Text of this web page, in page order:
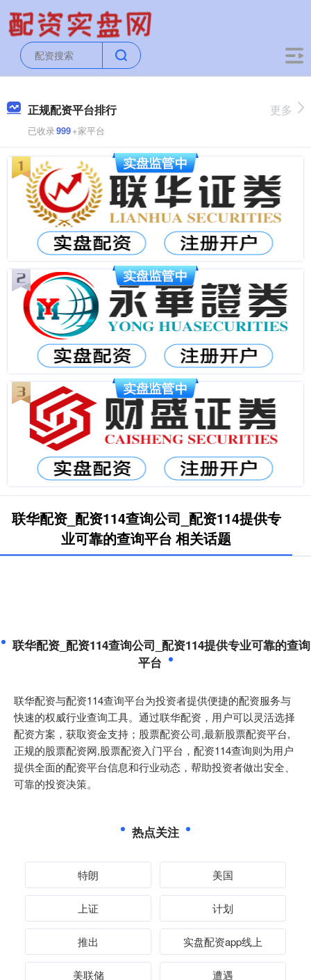
正规配资平台排行
已收录999+家平台
更多
联华配资_配资114查询公司_配资114提供专
业可靠的查询平台 相关话题
联华配资_配资114查询公司_配资114提供专业可靠的查询
平台
联华配资与配资114查询平台为投资者提供便捷的配资服务与
快速的权威行业查询工具。通过联华配资，用户可以灵活选择
配资方案，获取资金支持；股票配资公司,最新股票配资平台,
正规的股票配资网,股票配资入门平台，配资114查询则为用户
提供全面的配资平台信息和行业动态，帮助投资者做出安全、
可靠的投资决策。
热点关注
特朗 美国
上证 计划
推出 实盘配资app线上
美联储 遭遇